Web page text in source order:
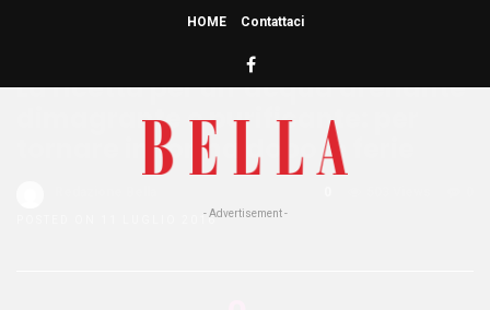
HOME Contattaci
- Advertisement -
La ricetta per un’acqua drenante
dimagrante e purificante: per
tornare in forma dopo le ferie
POSTED ON 11 LUGLIO 2016